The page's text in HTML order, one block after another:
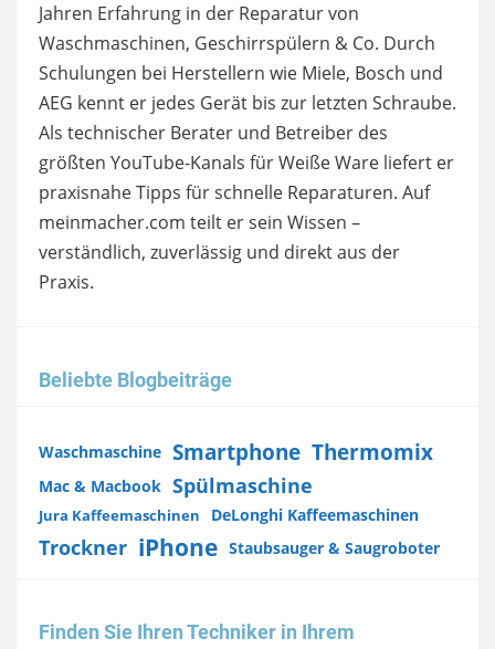
Jahren Erfahrung in der Reparatur von
Waschmaschinen, Geschirrspülern & Co. Durch
Schulungen bei Herstellern wie Miele, Bosch und
AEG kennt er jedes Gerät bis zur letzten Schraube.
Als technischer Berater und Betreiber des
größten YouTube-Kanals für Weiße Ware liefert er
praxisnahe Tipps für schnelle Reparaturen. Auf
meinmacher.com teilt er sein Wissen –
verständlich, zuverlässig und direkt aus der
Praxis.
Beliebte Blogbeiträge
Waschmaschine Smartphone Thermomix
Mac & Macbook Spülmaschine
Jura Kaffeemaschinen DeLonghi Kaffeemaschinen
Trockner iPhone Staubsauger & Saugroboter
Finden Sie Ihren Techniker in Ihrem